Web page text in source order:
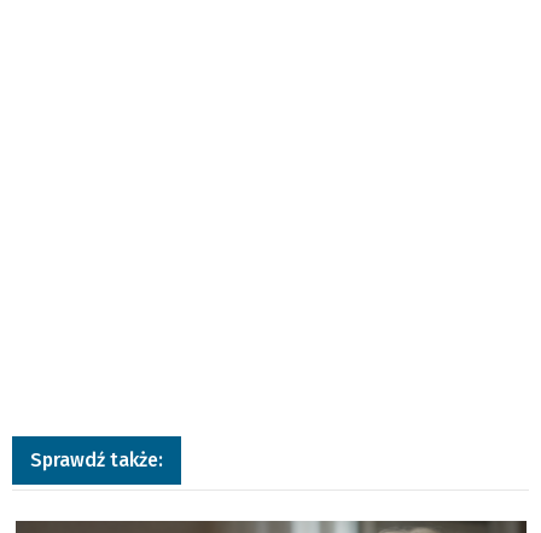
Sprawdź także:
a